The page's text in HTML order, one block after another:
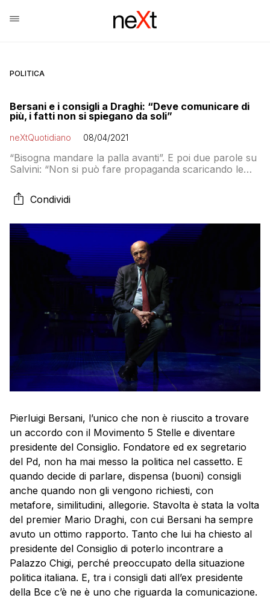
POLITICA
Bersani e i consigli a Draghi: “Deve comunicare di
più, i fatti non si spiegano da soli”
neXtQuotidiano 08/04/2021
“Bisogna mandare la palla avanti”. E poi due parole su
Salvini: “Non si può fare propaganda scaricando le
Condividi
Pierluigi Bersani, l’unico che non è riuscito a trovare
un accordo con il Movimento 5 Stelle e diventare
presidente del Consiglio. Fondatore ed ex segretario
del Pd, non ha mai messo la politica nel cassetto. E
quando decide di parlare, dispensa (buoni) consigli
anche quando non gli vengono richiesti, con
metafore, similitudini, allegorie. Stavolta è stata la volta
del premier Mario Draghi, con cui Bersani ha sempre
avuto un ottimo rapporto. Tanto che lui ha chiesto al
presidente del Consiglio di poterlo incontrare a
Palazzo Chigi, perché preoccupato della situazione
politica italiana. E, tra i consigli dati all’ex presidente
della Bce c’è ne è uno che riguarda la comunicazione.